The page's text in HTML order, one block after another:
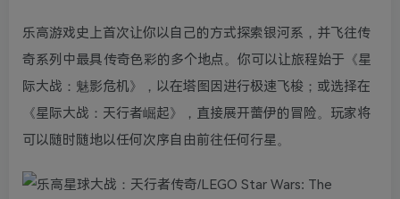
乐高游戏史上首次让你以自己的方式探索银河系，并飞往传
奇系列中最具传奇色彩的多个地点。你可以让旅程始于《星
际大战：魅影危机》，以在塔图因进行极速飞梭；或选择在
《星际大战：天行者崛起》，直接展开蕾伊的冒险。玩家将
可以随时随地以任何次序自由前往任何行星。